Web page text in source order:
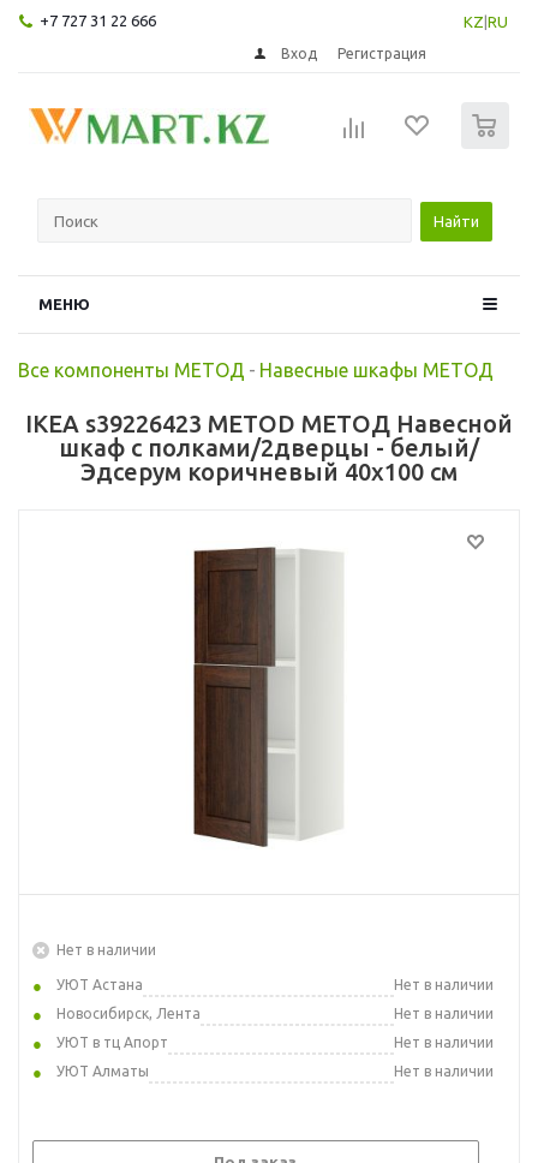
+7 727 31 22 666 KZ RU
Вход Регистрация
Найти
МЕНЮ
Все компоненты МЕТОД - Навесные шкафы МЕТОД
IKEA s39226423 METOD МЕТОД Навесной
шкаф с полками/2дверцы - белый/
Эдсерум коричневый 40x100 см
Нет в наличии
УЮТ Астана
Нет в наличии
Новосибирск, Лента
Нет в наличии
УЮТ в тц Апорт
Нет в наличии
УЮТ Алматы
Нет в наличии